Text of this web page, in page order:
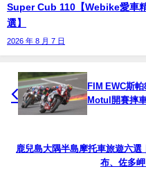
Super Cub 110【Webike愛車
選】
2026 年 8 月 7 日
FIM EWC斯
Motul開賽摔
鹿兒島大隅半島摩托車旅遊六選
布、佐多